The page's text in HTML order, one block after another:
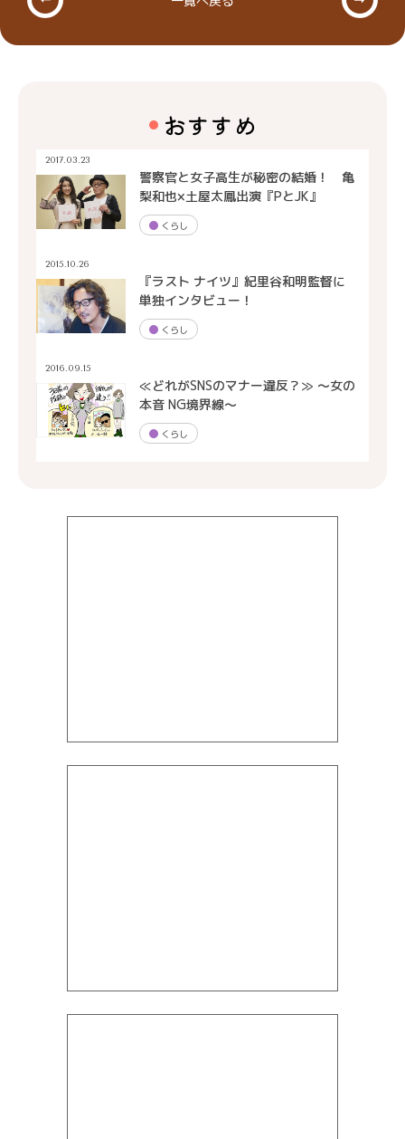
おすすめ
2017.03.23
警察官と女子高生が秘密の結婚！ 亀
梨和也×土屋太鳳出演『PとJK』
くらし
2015.10.26
『ラスト ナイツ』紀里谷和明監督に
単独インタビュー！
くらし
2016.09.15
≪どれがSNSのマナー違反？≫ 〜女の
本音 NG境界線〜
くらし